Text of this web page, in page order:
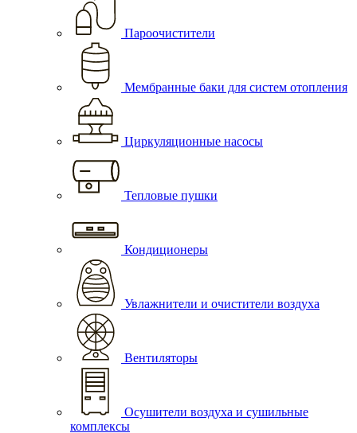
Пароочистители
Мембранные баки для систем отопления
Циркуляционные насосы
Тепловые пушки
Кондиционеры
Увлажнители и очистители воздуха
Вентиляторы
Осушители воздуха и сушильные
комплексы